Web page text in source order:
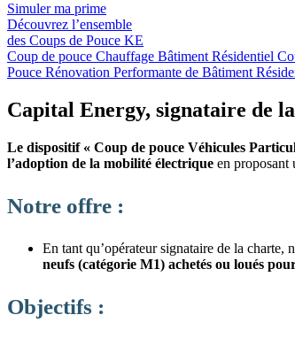
Simuler ma prime
Découvrez l’ensemble
des Coups de Pouce KE
Coup de pouce Chauffage Bâtiment Résidentiel
Pouce Rénovation Performante de Bâtiment
Capital Energy, signataire de
Le dispositif « Coup de pouce Véhicules
l’adoption de la mobilité électrique en proposant
Notre offre :
En tant qu’opérateur signataire de la charte,
neufs (catégorie M1) achetés ou loués
Objectifs :